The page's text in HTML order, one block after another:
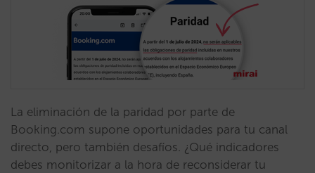
La eliminación de la paridad por parte de
Booking.com supone oportunidades para tu canal
directo, pero también desafíos. ¿Qué indicadores
debes monitorizar a la hora de reconsiderar tu